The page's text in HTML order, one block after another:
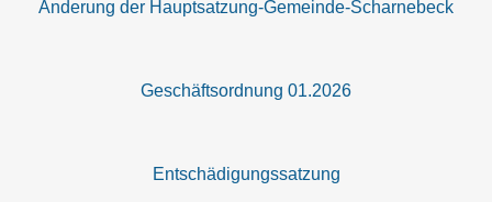
Änderung der Hauptsatzung-Gemeinde-Scharnebeck
Geschäftsordnung 01.2026
Entschädigungssatzung